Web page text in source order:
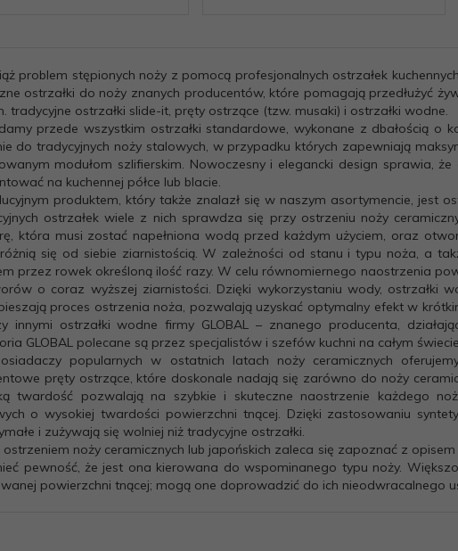
problem stępionych noży z pomocą profesjonalnych ostrzałek
ostrzałki do noży znanych producentów, które pomagają przedłużyć
tradycyjne ostrzałki slide-it, pręty ostrzące (tzw. musaki) i ostrzałki wodne.
przede wszystkim ostrzałki standardowe, wykonane z dbałością o
do tradycyjnych noży stalowych, w przypadku których zapewniają
modułom szlifierskim. Nowoczesny i elegancki design sprawia,
na kuchennej półce lub blacie.
produktem, który także znalazł się w naszym asortymencie, jest
ostrzałek wiele z nich sprawdza się przy ostrzeniu noży
która musi zostać napełniona wodą przed każdym użyciem, oraz
się od siebie ziarnistością. W zależności od stanu i typu noża, a
przez rowek określoną ilość razy. W celu równomiernego naostrzenia
o coraz wyższej ziarnistości. Dzięki wykorzystaniu wody, ostrzałki
proces ostrzenia noża, pozwalają uzyskać optymalny efekt w
innymi ostrzałki wodne firmy GLOBAL – znanego producenta,
GLOBAL polecane są przez specjalistów i szefów kuchni na całym świecie.
popularnych w ostatnich latach noży ceramicznych
pręty ostrzące, które doskonale nadają się zarówno do noży
twardość pozwalają na szybkie i skuteczne naostrzenie każdego
o wysokiej twardości powierzchni tnącej. Dzięki zastosowaniu
i zużywają się wolniej niż tradycyjne ostrzałki.
noży ceramicznych lub japońskich zaleca się zapoznać z opisem
pewność, że jest ona kierowana do wspominanego typu noży.
powierzchni tnącej; mogą one doprowadzić do ich nieodwracalnego